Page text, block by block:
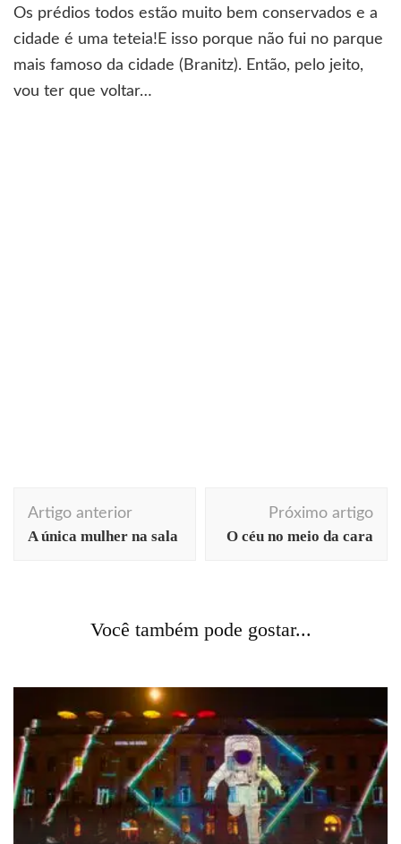
Os prédios todos estão muito bem conservados e a
cidade é uma teteia!E isso porque não fui no parque
mais famoso da cidade (Branitz). Então, pelo jeito,
vou ter que voltar…
de
Artigo anterior
A única mulher na sala
Próximo artigo
O céu no meio da cara
Você também pode gostar...
Fale com ela